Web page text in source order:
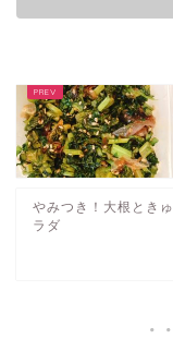
やみつき！大根とき
ラダ